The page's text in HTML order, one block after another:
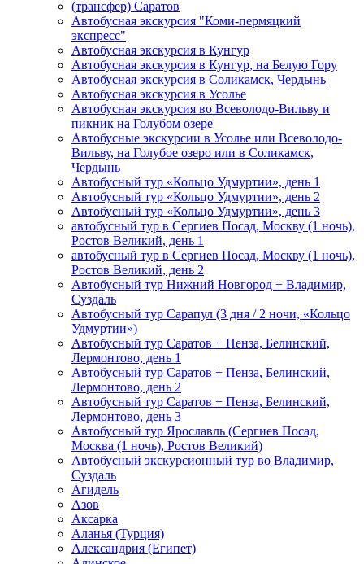
(трансфер) Саратов
Автобусная экскурсия "Коми-пермяцкий
экспресс"
Автобусная экскурсия в Кунгур
Автобусная экскурсия в Кунгур, на Белую Гору
Автобусная экскурсия в Соликамск, Чердынь
Автобусная экскурсия в Усолье
Автобусная экскурсия во Всеволодо-Вильву и
пикник на Голубом озере
Автобусные экскурсии в Усолье или Всеволодо-
Вильву, на Голубое озеро или в Соликамск,
Чердынь
Автобусный тур «Кольцо Удмуртии», день 1
Автобусный тур «Кольцо Удмуртии», день 2
Автобусный тур «Кольцо Удмуртии», день 3
автобусный тур в Сергиев Посад, Москву (1 ночь),
Ростов Великий, день 1
автобусный тур в Сергиев Посад, Москву (1 ночь),
Ростов Великий, день 2
Автобусный тур Нижний Новгород + Владимир,
Суздаль
Автобусный тур Сарапул (3 дня / 2 ночи, «Кольцо
Удмуртии»)
Автобусный тур Саратов + Пенза, Белинский,
Лермонтово, день 1
Автобусный тур Саратов + Пенза, Белинский,
Лермонтово, день 2
Автобусный тур Саратов + Пенза, Белинский,
Лермонтово, день 3
Автобусный тур Ярославль (Сергиев Посад,
Москва (1 ночь), Ростов Великий)
Автобусный экскурсионный тур во Владимир,
Суздаль
Агидель
Азов
Аксарка
Аланья (Турция)
Александрия (Египет)